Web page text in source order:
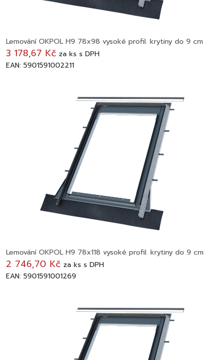
Lemování OKPOL H9 78x98 vysoké profil. krytiny do 9 cm
3 178,67 Kč za ks s DPH
EAN: 5901591002211
Lemování OKPOL H9 78x118 vysoké profil. krytiny do 9 cm
2 746,70 Kč za ks s DPH
EAN: 5901591001269